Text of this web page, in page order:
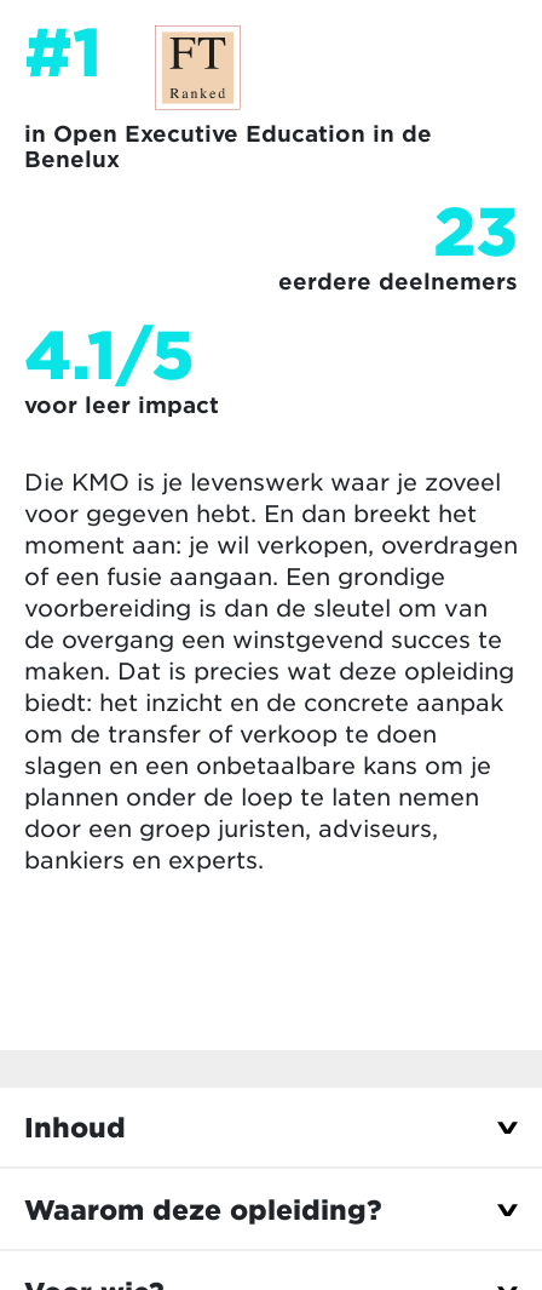
#1
in Open Executive Education in de
Benelux
23
eerdere deelnemers
4.1/5
voor leer impact
Die KMO is je levenswerk waar je zoveel
voor gegeven hebt. En dan breekt het
moment aan: je wil verkopen, overdragen
of een fusie aangaan. Een grondige
voorbereiding is dan de sleutel om van
de overgang een winstgevend succes te
maken. Dat is precies wat deze opleiding
biedt: het inzicht en de concrete aanpak
om de transfer of verkoop te doen
slagen en een onbetaalbare kans om je
plannen onder de loep te laten nemen
door een groep juristen, adviseurs,
bankiers en experts.
Inhoud
De opleiding KMO-overdracht mikt op de
essentiële inzichten om een soepele transfer of
Waarom deze opleiding?